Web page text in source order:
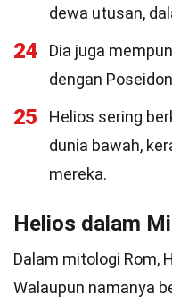
dewa utusan,
24
Dia juga
dengan
25
Helios sering
dunia bawah,
mereka.
Helios dalam
Dalam mitologi Rom,
Walaupun namanya